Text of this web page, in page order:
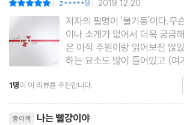
| z*****9 | 2019.12.20
저자의 필명이 '물기둥'이다.무
이나 소개가 없어서 더욱 궁
은 아직 주원이랑 읽어보진 않
하는 요소도 많이 들어있고 (여
이런 대화를 해봐야지, 혼자
게도 생각할 거리를 많이 던져
런 맛없는 코딱지맛 젤리 노랑
같은 빨
1명이 이 리뷰를 추천합니다.
종이책 나는 빨강이야